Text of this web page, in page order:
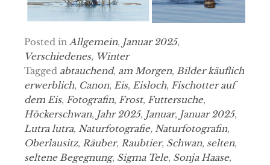
Posted in Allgemein, Januar 2025,
Verschiedenes, Winter
Tagged abtauchend, am Morgen, Bilder käuflich
erwerblich, Canon, Eis, Eisloch, Fischotter auf
dem Eis, Fotografin, Frost, Futtersuche,
Höckerschwan, Jahr 2025, Januar, Januar 2025,
Lutra lutra, Naturfotografie, Naturfotografin,
Oberlausitz, Räuber, Raubtier, Schwan, selten,
seltene Begegnung, Sigma Tele, Sonja Haase,